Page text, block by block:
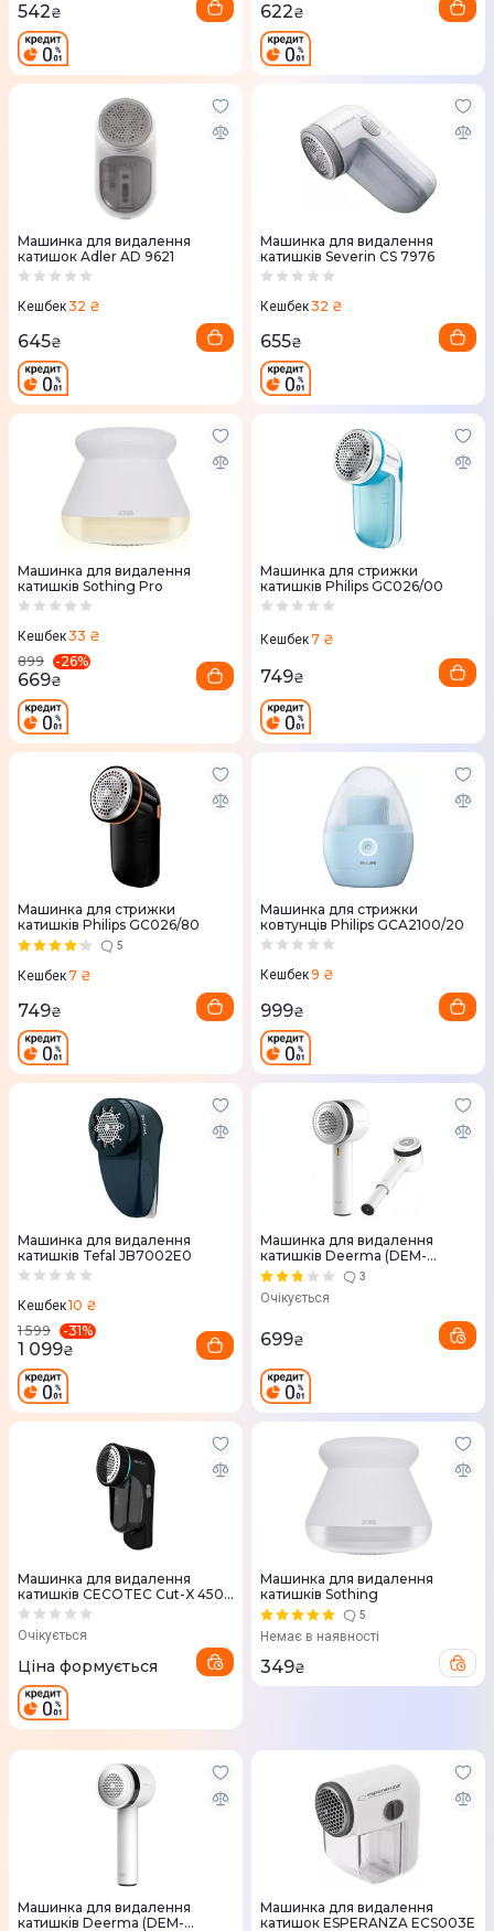
542₴ 622₴
Машинка для видалення
катишок Adler AD 9621
Кешбек32 ₴
645₴
Машинка для видалення
катишків Severin CS 7976
Кешбек32 ₴
655₴
Машинка для видалення
катишків Sothing Pro
Кешбек33 ₴
899
-26%
669₴
Машинка для стрижки
катишків Philips GC026/00
Кешбек7 ₴
749₴
Машинка для стрижки
катишків Philips GC026/80
5
Кешбек7 ₴
749₴
Машинка для стрижки
ковтунців Philips GCA2100/20
Кешбек9 ₴
999₴
Машинка для видалення
катишків Tefal JB7002E0
Кешбек10 ₴
1 599
-31%
1 099₴
Машинка для видалення
катишків Deerma (DEM-
MQ813W)
3
Очікується
699₴
Машинка для видалення
катишків CECOTEC Cut-X 4500
Garment (CCTC-05749)
Очікується
Ціна формується
Машинка для видалення
катишків Sothing
5
Немає в наявності
349₴
Машинка для видалення
катишків Deerma (DEM-
Машинка для видалення
катишок ESPERANZA ECS003E